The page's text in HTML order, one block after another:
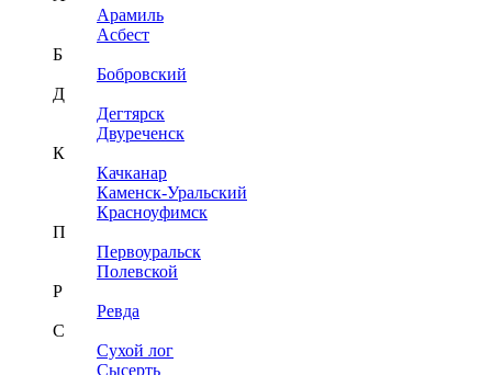
Арамиль
Асбест
Б
Бобровский
Д
Дегтярск
Двуреченск
К
Качканар
Каменск-Уральский
Красноуфимск
П
Первоуральск
Полевской
Р
Ревда
С
Сухой лог
Сысерть